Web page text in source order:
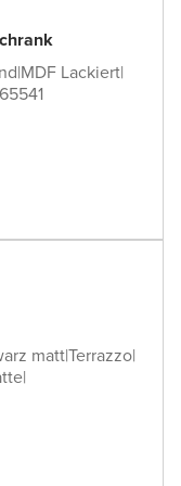
|MDF Lackiert|
matt|Terrazzo|
|